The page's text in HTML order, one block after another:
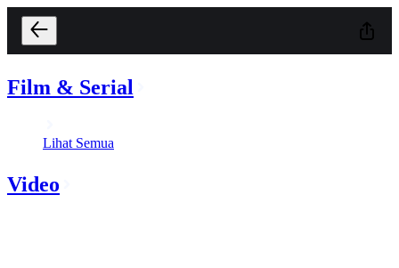
Film & Serial
Lihat Semua
Video